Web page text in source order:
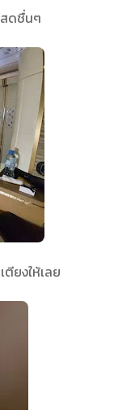
สดชื่นๆ
ยงให้เลย